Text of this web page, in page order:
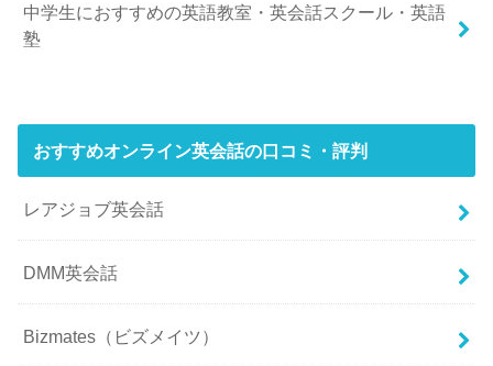
中学生におすすめの英語教室・英会話スクール・英語
塾
おすすめオンライン英会話の口コミ・評判
レアジョブ英会話
DMM英会話
Bizmates（ビズメイツ）